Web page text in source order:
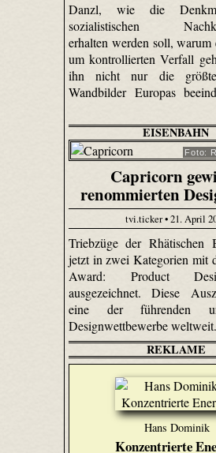
Danzl, wie die
sozialistischen
erhalten werden soll, warum
um kontrollierten Verfall
ihn nicht nur die
Wandbilder Europas
EISENBAHN
Foto:
Capricorn
renommierten
tvi.ticker • 21. April
Triebzüge der Rhätischen
jetzt in zwei Kategorien mit
Award: Product
ausgezeichnet. Diese
eine der führenden
Designwettbewerbe weltweit.
REKLAME
Hans Dominik
Konzentrierte